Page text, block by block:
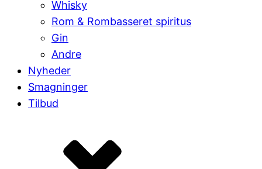
Whisky
Rom & Rombasseret spiritus
Gin
Andre
Nyheder
Smagninger
Tilbud